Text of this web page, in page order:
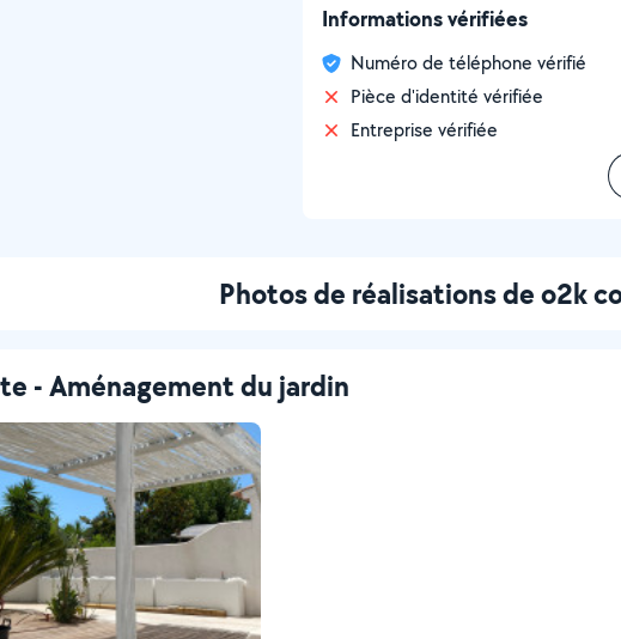
Informations vérifiées
Numéro de téléphone vérifié
Pièce d'identité vérifiée
Entreprise vérifiée
Photos de réalisations de o2k
- Aménagement du jardin